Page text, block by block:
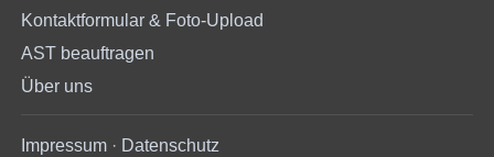
Kontaktformular & Foto-Upload
AST beauftragen
Über uns
Impressum · Datenschutz